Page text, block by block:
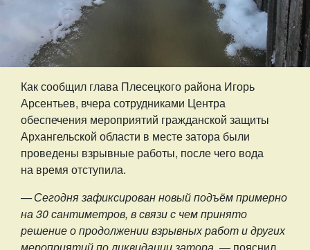
Как сообщил глава Плесецкого района Игорь
Арсентьев, вчера сотрудниками Центра
обеспечения мероприятий гражданской защиты
Архангельской области в месте затора были
проведены взрывные работы, после чего вода
на время отступила.
— Сегодня зафиксирован новый подъём примерно
на 30 сантиметров, в связи с чем принято
решение о продолжении взрывных работ и других